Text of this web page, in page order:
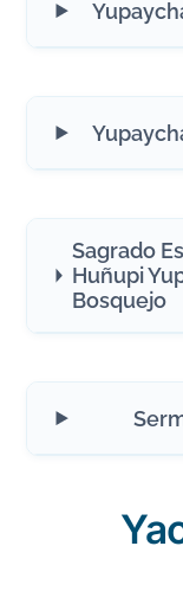
Sagrado
Huñupi
Bosquejo